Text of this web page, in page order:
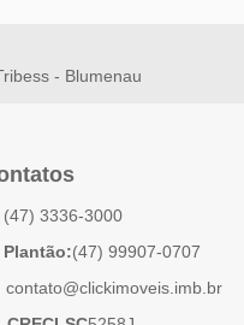
- Blumenau
(47) 3336-3000
Plantão:(47) 99907-0707
contato@clickimoveis.imb.br